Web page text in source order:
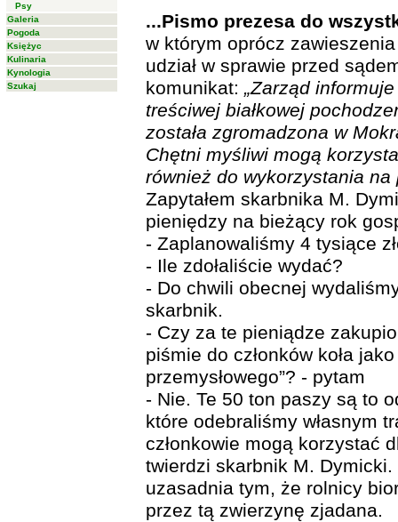
Psy
Galeria
Pogoda
Księżyc
Kulinaria
Kynologia
Szukaj
...Pismo prezesa do
w którym oprócz
udział w sprawie przed
komunikat: „Zarząd
treściwej białkowej
została zgromadzona w
Chętni myśliwi mogą
również do wykorzystania na
Zapytałem skarbnika M.
pieniędzy na bieżący rok
- Zaplanowaliśmy 4 tysiące
- Ile zdołaliście wydać?
- Do chwili obecnej
skarbnik.
- Czy za te pieniądze
piśmie do członków koła
przemysłowego”? - pytam
- Nie. Te 50 ton paszy są to
które odebraliśmy własnym
członkowie mogą korzystać
twierdzi skarbnik M.
uzasadnia tym, że rolnicy
przez tą zwierzynę zjadana.